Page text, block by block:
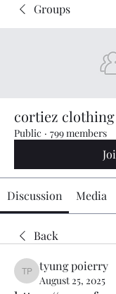
Groups
cortiez clothing
Public · 799 members
Discussion Media
Back
tyung poierry
tyung poierry
August 25, 2025